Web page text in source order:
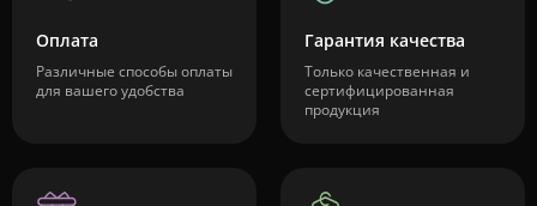
Оплата
Различные способы оплаты
для вашего удобства
Гарантия качества
Только качественная и
сертифицированная
продукция